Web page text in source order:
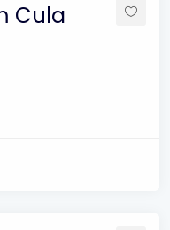
Cula